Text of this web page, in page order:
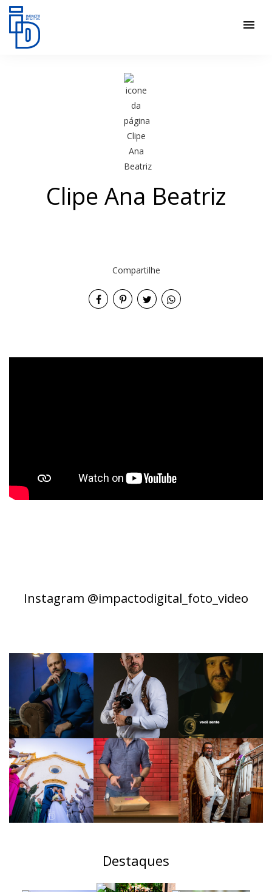
menu
Clipe Ana Beatriz
Compartilhe
Instagram @impactodigital_foto_video
Destaques